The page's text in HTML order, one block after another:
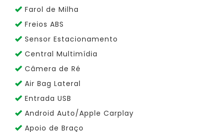
Farol de Milha
Freios ABS
Sensor Estacionamento
Central Multimídia
Câmera de Ré
Air Bag Lateral
Entrada USB
Android Auto/Apple Carplay
Apoio de Braço